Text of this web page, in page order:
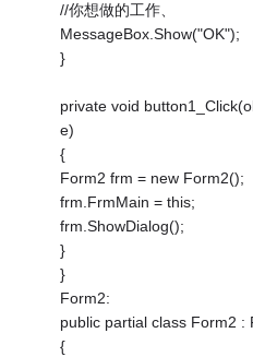
//你想做的工作、
MessageBox.Show("OK");
}
private void
e)
{
Form2 frm = new Form2();
frm.FrmMain = this;
frm.ShowDialog();
}
}
Form2:
public partial class Form2 :
{